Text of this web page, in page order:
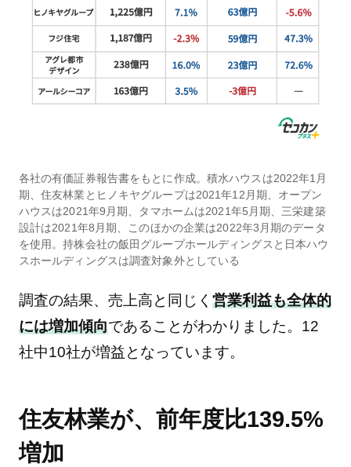
各社の有価証券報告書をもとに作成。積水ハウスは2022年1月
期、住友林業とヒノキヤグループは2021年12月期、オープン
ハウスは2021年9月期、タマホームは2021年5月期、三栄建築
設計は2021年8月期、このほかの企業は2022年3月期のデータ
を使用。持株会社の飯田グループホールディングスと日本ハウ
スホールディングスは調査対象外としている
調査の結果、売上高と同じく 営業利益も全体的
には増加傾向であることがわかりました。12
社中10社が増益となっています。
住友林業が、前年度比139.5%
増加